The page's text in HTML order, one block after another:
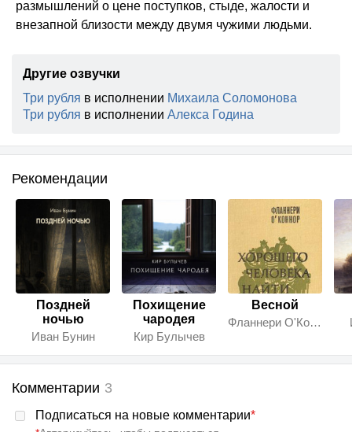
размышлений о цене поступков, стыде, жалости и
внезапной близости между двумя чужими людьми.
Другие озвучки
Три рубля в исполнении Михаила Соломонова
Три рубля в исполнении Алекса Година
Рекомендации
Поздней
ночью
Иван Бунин
Похищение
чародея
Кир Булычев
Весной
Фланнери О'Коннор
Комментарии 3
Подписаться на новые комментарии*